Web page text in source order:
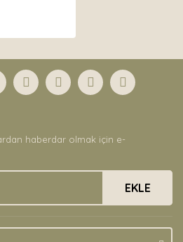
haberdar olmak için e-
EKLE